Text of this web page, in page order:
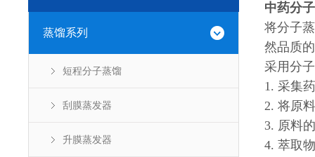
蒸馏系列
短程分子蒸馏
刮膜蒸发器
升膜蒸发器
中药分
将分子
然品质
采用分
1. 采集
2. 将原
3. 原料
4. 萃取